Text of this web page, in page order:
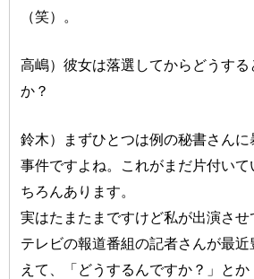
（笑）。
高嶋）彼女は落選してからどうす
か？
鈴木）まずひとつは例の秘書さん
事件ですよね。これがまだ片付い
ちろんあります。
実はたまたまですけど私が出演さ
テレビの報道番組の記者さんが最近
えて、「どうするんですか？」と